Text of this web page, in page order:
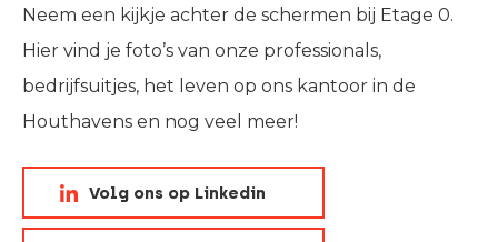
Neem een kijkje achter de schermen bij Etage 0.
Hier vind je foto’s van onze professionals,
bedrijfsuitjes, het leven op ons kantoor in de
Houthavens en nog veel meer!
Volg ons op Linkedin